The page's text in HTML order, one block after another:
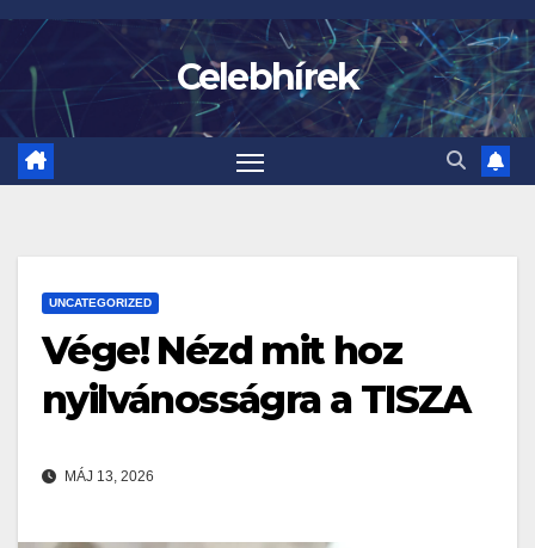
Skip
content
Celebhírek
UNCATEGORIZED
Vége! Nézd mit hoz
nyilvánosságra a TISZA
MÁJ 13, 2026